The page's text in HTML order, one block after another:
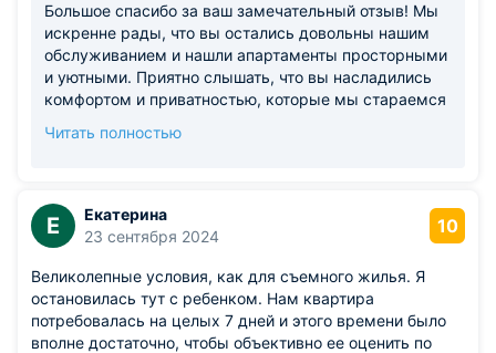
Большое спасибо за ваш замечательный отзыв! Мы
искренне рады, что вы остались довольны нашим
обслуживанием и нашли апартаменты просторными
и уютными. Приятно слышать, что вы насладились
комфортом и приватностью, которые мы стараемся
окрестности действительно делают прогулки на
Чистота и забота о гостях – это наши приоритеты, и
ваше признание этого вдохновляет нас еще больше
стараться. Просторный балкон, который вам так
понравился, был создан именно для уютных
моментов на свежем воздухе. Не много не понятно
по поводу кондиционера....они есть у нас во всех
наших апартаментах и отображены на фото, а так же
Читать полностью
Е
Екатерина
23 сентября 2024
10
Великолепные условия, как для съемного жилья. Я
остановилась тут с ребенком. Нам квартира
потребовалась на целых 7 дней и этого времени было
вполне достаточно, чтобы объективно ее оценить по